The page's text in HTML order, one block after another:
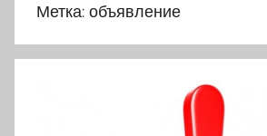
Метка: объявление